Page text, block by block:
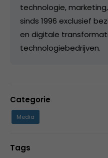
technologie,
sinds 1996 exclusief
en digitale
technologiebedrijven.
Categorie
Media
Tags